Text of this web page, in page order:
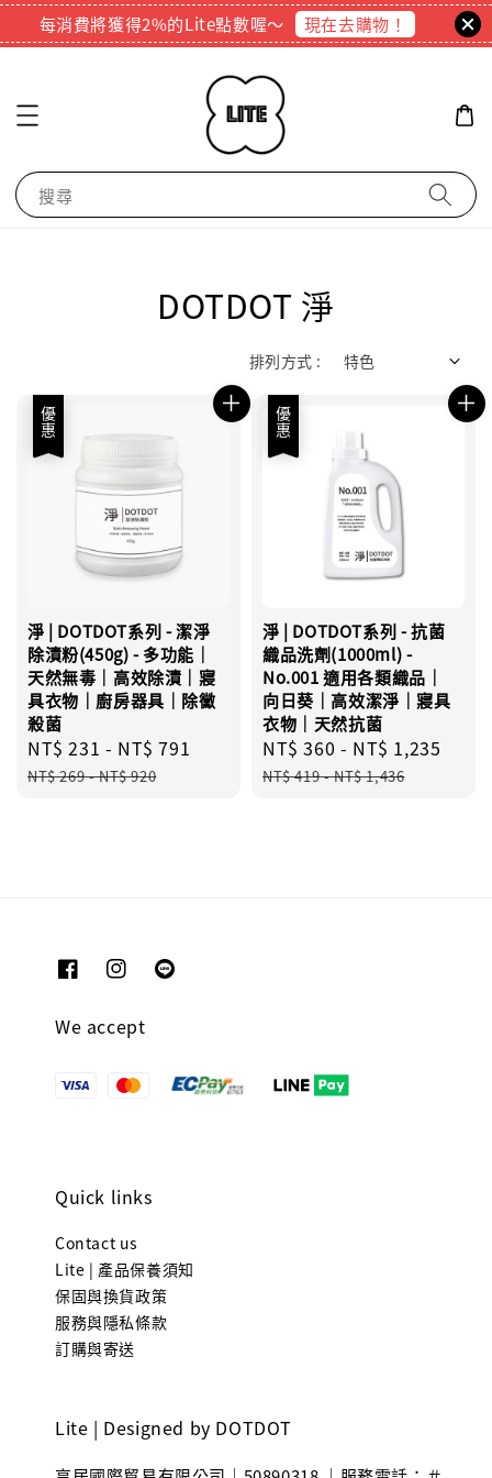
每消費將獲得2%的Lite點數喔～ 現在去購物！
搜尋
DOTDOT 淨
排列方式 :
優惠
淨 | DOTDOT系列 - 潔淨
除漬粉(450g) - 多功能｜
天然無毒｜高效除漬｜寢
具衣物｜廚房器具｜除黴
殺菌
Sale
price
NT$ 231 - NT$ 791
Regular
NT$ 269-NT$ 920
優惠
淨 | DOTDOT系列 - 抗菌
織品洗劑(1000ml) -
No.001 適用各類織品｜
向日葵｜高效潔淨｜寢具
衣物｜天然抗菌
Sale
price
NT$ 360 - NT$ 1,235
NT$ 419-NT$ 1,436
We accept
Quick links
Contact us
Lite | 產品保養須知
保固與換貨政策
服務與隱私條款
訂購與寄送
Lite | Designed by DOTDOT